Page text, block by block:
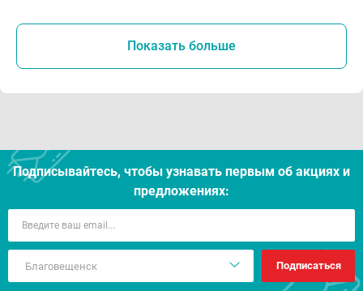
Показать больше
Подписывайтесь, чтобы узнавать первым об акцияx и
предложениях:
Подписаться